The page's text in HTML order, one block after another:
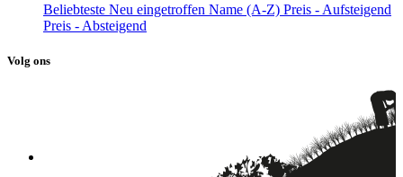
Beliebteste Neu eingetroffen Name (A-Z) Preis - Aufsteigend
Preis - Absteigend
Volg ons